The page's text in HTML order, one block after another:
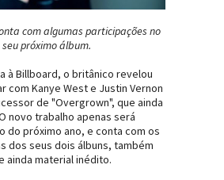
com algumas participações no
seu próximo álbum.
à Billboard, o britânico revelou
com Kanye West e Justin Vernon
de "Overgrown", que ainda
novo trabalho apenas será
do próximo ano, e conta com os
dos seus dois álbuns, também
ainda material inédito.